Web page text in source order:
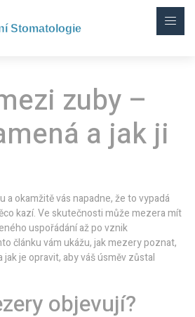
zuby –
a jak ji
okamžitě vás napadne, že to vypadá
kazí. Ve skutečnosti může mezera mít
uspořádání až po vznik
článku vám ukážu, jak mezery poznat,
je opravit, aby váš úsměv zůstal
objevují?